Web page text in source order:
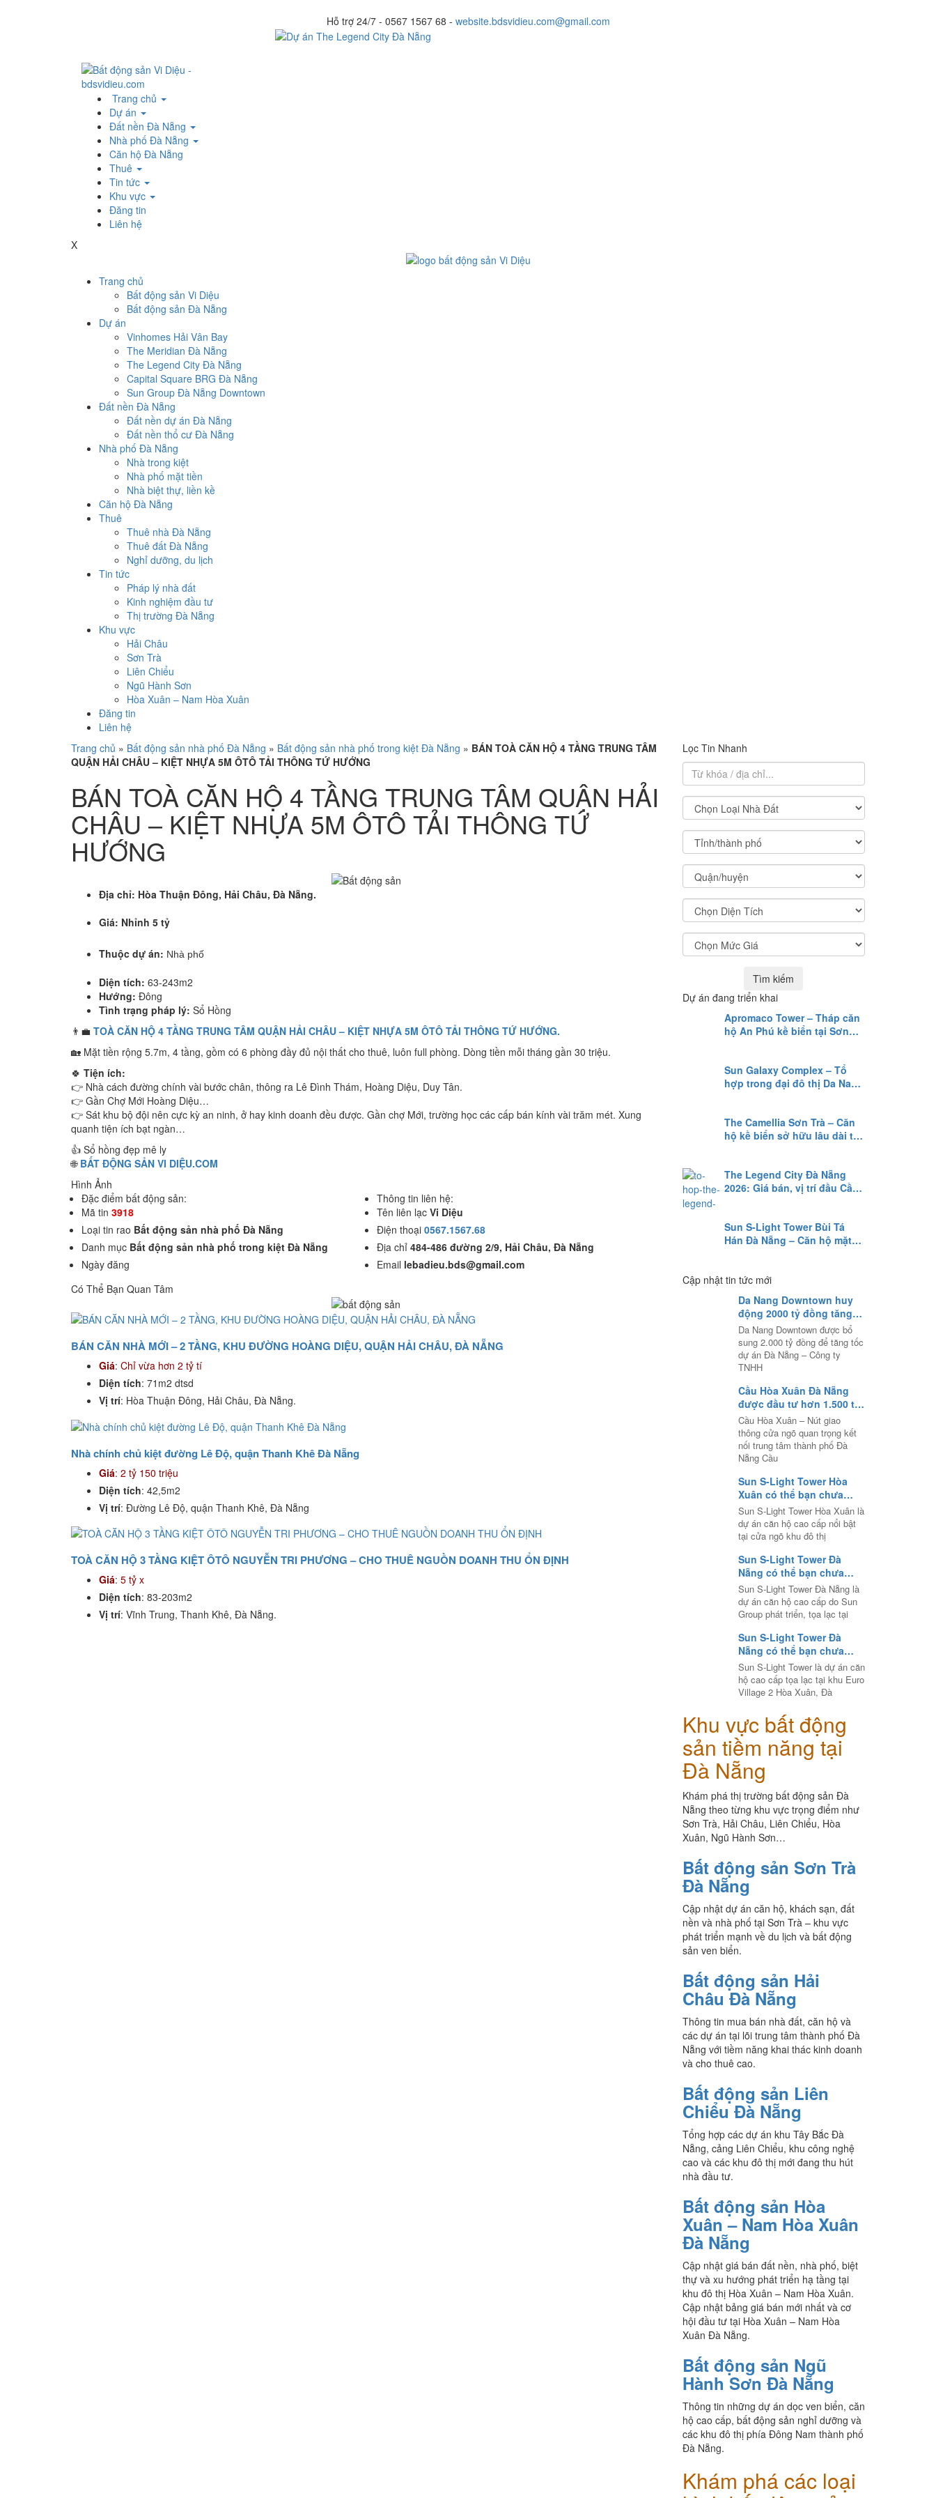
Hỗ trợ 24/7 - 0567 1567 68 - website.bdsvidieu.com@gmail.com
Trang chủ
Dự án
Đất nền Đà Nẵng
Nhà phố Đà Nẵng
Căn hộ Đà Nẵng
Thuê
Tin tức
Khu vực
Đăng tin
Liên hệ
X
Trang chủ
Bất động sản Vi Diệu
Bất động sản Đà Nẵng
Dự án
Vinhomes Hải Vân Bay
The Meridian Đà Nẵng
The Legend City Đà Nẵng
Capital Square BRG Đà Nẵng
Sun Group Đà Nẵng Downtown
Đất nền Đà Nẵng
Đất nền dự án Đà Nẵng
Đất nền thổ cư Đà Nẵng
Nhà phố Đà Nẵng
Nhà trong kiệt
Nhà phố mặt tiền
Nhà biệt thự, liền kề
Căn hộ Đà Nẵng
Thuê
Thuê nhà Đà Nẵng
Thuê đất Đà Nẵng
Nghỉ dưỡng, du lịch
Tin tức
Pháp lý nhà đất
Kinh nghiệm đầu tư
Thị trường Đà Nẵng
Khu vực
Hải Châu
Sơn Trà
Liên Chiểu
Ngũ Hành Sơn
Hòa Xuân – Nam Hòa Xuân
Đăng tin
Liên hệ
Trang chủ » Bất động sản nhà phố Đà Nẵng » Bất động sản nhà phố trong kiệt Đà Nẵng » BÁN TOÀ CĂN HỘ 4 TẦNG TRUNG TÂM
QUẬN HẢI CHÂU – KIỆT NHỰA 5M ÔTÔ TẢI THÔNG TỨ HƯỚNG
BÁN TOÀ CĂN HỘ 4 TẦNG TRUNG TÂM QUẬN HẢI
CHÂU – KIỆT NHỰA 5M ÔTÔ TẢI THÔNG TỨ
HƯỚNG
Địa chỉ: Hòa Thuận Đông, Hải Châu, Đà Nẵng.
Giá: Nhỉnh 5 tỷ
Thuộc dự án: Nhà phố
Diện tích: 63-243m2
Hướng: Đông
Tình trạng pháp lý: Sổ Hồng
👨‍💼 TOÀ CĂN HỘ 4 TẦNG TRUNG TÂM QUẬN HẢI CHÂU – KIỆT NHỰA 5M ÔTÔ TẢI THÔNG TỨ HƯỚNG.
🏡 Mặt tiền rộng 5.7m, 4 tầng, gồm có 6 phòng đầy đủ nội thất cho thuê, luôn full phòng. Dòng tiền mỗi tháng gần 30 triệu.
🍀 Tiện ích:
👉 Nhà cách đường chính vài bước chân, thông ra Lê Đình Thám, Hoàng Diệu, Duy Tân.
👉 Gần Chợ Mới Hoàng Diệu…
👉 Sát khu bộ đội nên cực kỳ an ninh, ở hay kinh doanh đều được. Gần chợ Mới, trường học các cấp bán kính vài trăm mét. Xung
quanh tiện ích bạt ngàn…
👍 Sổ hồng đẹp mê ly
🌐 BẤT ĐỘNG SẢN VI DIỆU.COM
Hình Ảnh
Đặc điểm bất động sản:
Mã tin 3918
Loại tin rao Bất động sản nhà phố Đà Nẵng
Danh mục Bất động sản nhà phố trong kiệt Đà Nẵng
Ngày đăng
Thông tin liên hệ:
Tên liên lạc Vi Diệu
Điện thoại 0567.1567.68
Địa chỉ 484-486 đường 2/9, Hải Châu, Đà Nẵng
Email lebadieu.bds@gmail.com
Có Thể Bạn Quan Tâm
BÁN CĂN NHÀ MỚI – 2 TẦNG, KHU ĐƯỜNG HOÀNG DIỆU, QUẬN HẢI CHÂU, ĐÀ NẴNG
Giá: Chỉ vừa hơn 2 tỷ tí
Diện tích: 71m2 dtsd
Vị trí: Hòa Thuận Đông, Hải Châu, Đà Nẵng.
Nhà chính chủ kiệt đường Lê Độ, quận Thanh Khê Đà Nẵng
Giá: 2 tỷ 150 triệu
Diện tích: 42,5m2
Vị trí: Đường Lê Độ, quận Thanh Khê, Đà Nẵng
TOÀ CĂN HỘ 3 TẦNG KIỆT ÔTÔ NGUYỄN TRI PHƯƠNG – CHO THUÊ NGUỒN DOANH THU ỔN ĐỊNH
Giá: 5 tỷ x
Diện tích: 83-203m2
Vị trí: Vĩnh Trung, Thanh Khê, Đà Nẵng.
Lọc Tin Nhanh
Tìm kiếm
Dự án đang triển khai
Apromaco Tower – Tháp căn
hộ An Phú kề biển tại Sơn
Sun Galaxy Complex – Tổ
hợp trong đại đô thị Da Nang
The Camellia Sơn Trà – Căn
hộ kề biển sở hữu lâu dài tại
The Legend City Đà Nẵng
2026: Giá bán, vị trí đầu Cầu
Sun S-Light Tower Bùi Tá
Hán Đà Nẵng – Căn hộ mặt
Cập nhật tin tức mới
Da Nang Downtown huy
động 2000 tỷ đồng tăng
tốc siêu dự án tại Đà Nẵng
Da Nang Downtown được bổ
sung 2.000 tỷ đồng để tăng tốc
dự án Đà Nẵng – Công ty
TNHH
Cầu Hòa Xuân Đà Nẵng
được đầu tư hơn 1.500 tỷ
đồng để mở rộng nút giao
thông
Cầu Hòa Xuân – Nút giao
thông cửa ngõ quan trọng kết
nối trung tâm thành phố Đà
Nẵng Cầu
Sun S-Light Tower Hòa
Xuân có thể bạn chưa
biết? Bài số 3 của series
Sun S-Light Tower Hòa Xuân là
dự án căn hộ cao cấp nổi bật
tại cửa ngõ khu đô thị
Sun S-Light Tower Đà
Nẵng có thể bạn chưa
biết? Bài số 2 của series
Sun S-Light Tower Đà Nẵng là
dự án căn hộ cao cấp do Sun
Group phát triển, tọa lạc tại
Sun S-Light Tower Đà
Nẵng có thể bạn chưa
biết? Bài số 1 của series
Sun S-Light Tower là dự án căn
hộ cao cấp tọa lạc tại khu Euro
Village 2 Hòa Xuân, Đà
Khu vực bất động
sản tiềm năng tại
Đà Nẵng
Khám phá thị trường bất động sản Đà
Nẵng theo từng khu vực trọng điểm như
Sơn Trà, Hải Châu, Liên Chiểu, Hòa
Xuân, Ngũ Hành Sơn…
Bất động sản Sơn Trà
Đà Nẵng
Cập nhật dự án căn hộ, khách sạn, đất
nền và nhà phố tại Sơn Trà – khu vực
phát triển mạnh về du lịch và bất động
sản ven biển.
Bất động sản Hải
Châu Đà Nẵng
Thông tin mua bán nhà đất, căn hộ và
các dự án tại lõi trung tâm thành phố Đà
Nẵng với tiềm năng khai thác kinh doanh
và cho thuê cao.
Bất động sản Liên
Chiểu Đà Nẵng
Tổng hợp các dự án khu Tây Bắc Đà
Nẵng, cảng Liên Chiểu, khu công nghệ
cao và các khu đô thị mới đang thu hút
nhà đầu tư.
Bất động sản Hòa
Xuân – Nam Hòa Xuân
Đà Nẵng
Cập nhật giá bán đất nền, nhà phố, biệt
thự và xu hướng phát triển hạ tầng tại
khu đô thị Hòa Xuân – Nam Hòa Xuân.
Cập nhật bảng giá bán mới nhất và cơ
hội đầu tư tại Hòa Xuân – Nam Hòa
Xuân Đà Nẵng.
Bất động sản Ngũ
Hành Sơn Đà Nẵng
Thông tin những dự án dọc ven biển, căn
hộ cao cấp, bất động sản nghỉ dưỡng và
các khu đô thị phía Đông Nam thành phố
Đà Nẵng.
Khám phá các loại